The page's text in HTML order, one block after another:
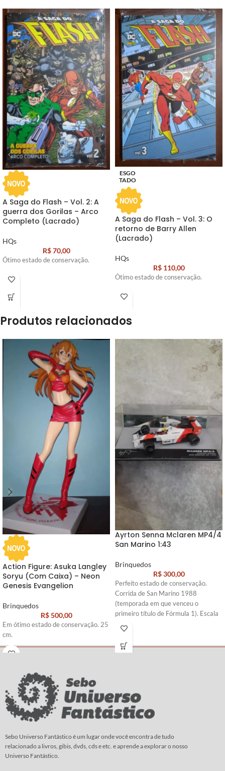
A Saga do Flash – Vol. 2: A
guerra dos Gorilas – Arco
Completo (Lacrado)
HQs
R$70,00
Ótimo estado de conservação.
ESGO
TADO
A Saga do Flash – Vol. 3: O
retorno de Barry Allen
(Lacrado)
HQs
R$110,00
Ótimo estado de conservação.
Produtos relacionados
Action Figure: Asuka Langley
Soryu (Com Caixa) – Neon
Genesis Evangelion
Brinquedos
R$500,00
Em ótimo estado de conservação. 25
cm.
Ayrton Senna Mclaren MP4/4
San Marino 1:43
Brinquedos
R$300,00
Perfeito estado de conservação.
Corrida de San Marino 1988
(temporada em que venceu o
primeiro título de Fórmula 1). Escala
Sebo Universo Fantástico é um lugar onde você encontra de tudo
relacionado a livros, gibis, dvds, cds e etc. e aprende a explorar o nosso
Universo Fantástico.